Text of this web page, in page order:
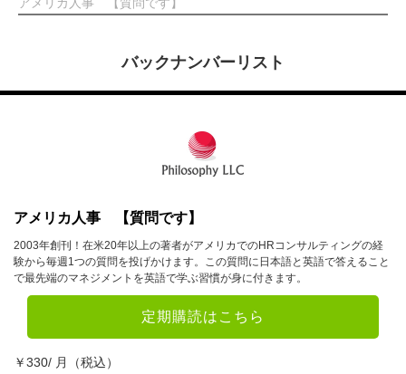
アメリカ人事 【質問です】
バックナンバーリスト
アメリカ人事 【質問です】
2003年創刊！在米20年以上の著者がアメリカでのHRコンサルティングの経
験から毎週1つの質問を投げかけます。この質問に日本語と英語で答えること
で最先端のマネジメントを英語で学ぶ習慣が身に付きます。
定期購読はこちら
￥330/ 月（税込）